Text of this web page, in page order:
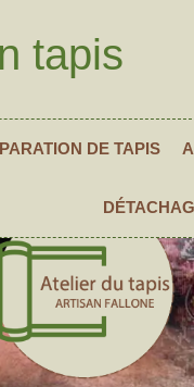
tapis
DE TAPIS